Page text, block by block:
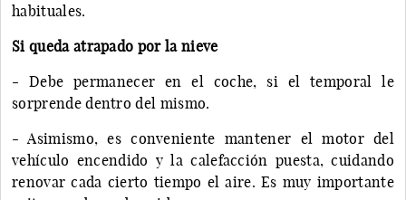
habituales.
Si queda atrapado por la nieve
- Debe permanecer en el coche, si el temporal le
sorprende dentro del mismo.
- Asimismo, es conveniente mantener el motor del
vehículo encendido y la calefacción puesta, cuidando
renovar cada cierto tiempo el aire. Es muy importante